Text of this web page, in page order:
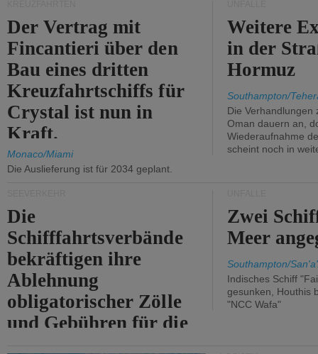
Der Vertrag mit
Fincantieri über den
Bau eines dritten
Kreuzfahrtschiffs für
Crystal ist nun in
Kraft.
Monaco/Miami
Die Auslieferung ist für 2034 geplant.
Weitere
in der
Hormuz
Southampton/
Die Verhandlungen
Oman dauern an,
Wiederaufnahme
scheint noch in
Die
Schifffahrtsverbände
bekräftigen ihre
Ablehnung
obligatorischer Zölle
und Gebühren für die
Zwei
Meer
Southampton/
Indisches Schiff
gesunken, Houthis
"NCC Wafa"